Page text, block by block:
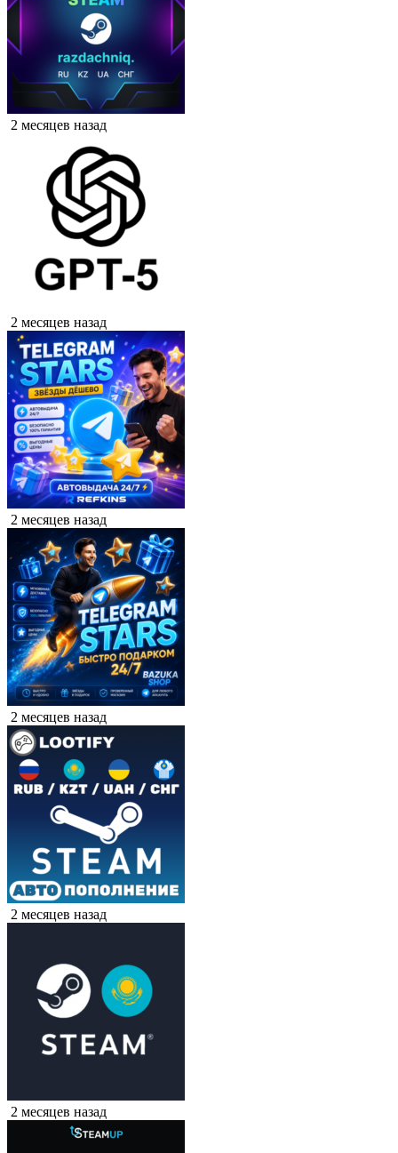
2 месяцев назад
2 месяцев назад
2 месяцев назад
2 месяцев назад
2 месяцев назад
2 месяцев назад